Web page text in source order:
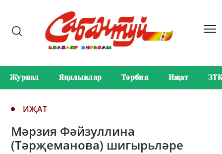
Журнал Яңалыклар Тәрбия Иҗат ЗТК
ИҖАТ
Мәрзия Фәйзуллина
(Тәрҗеманова) шигырьләре